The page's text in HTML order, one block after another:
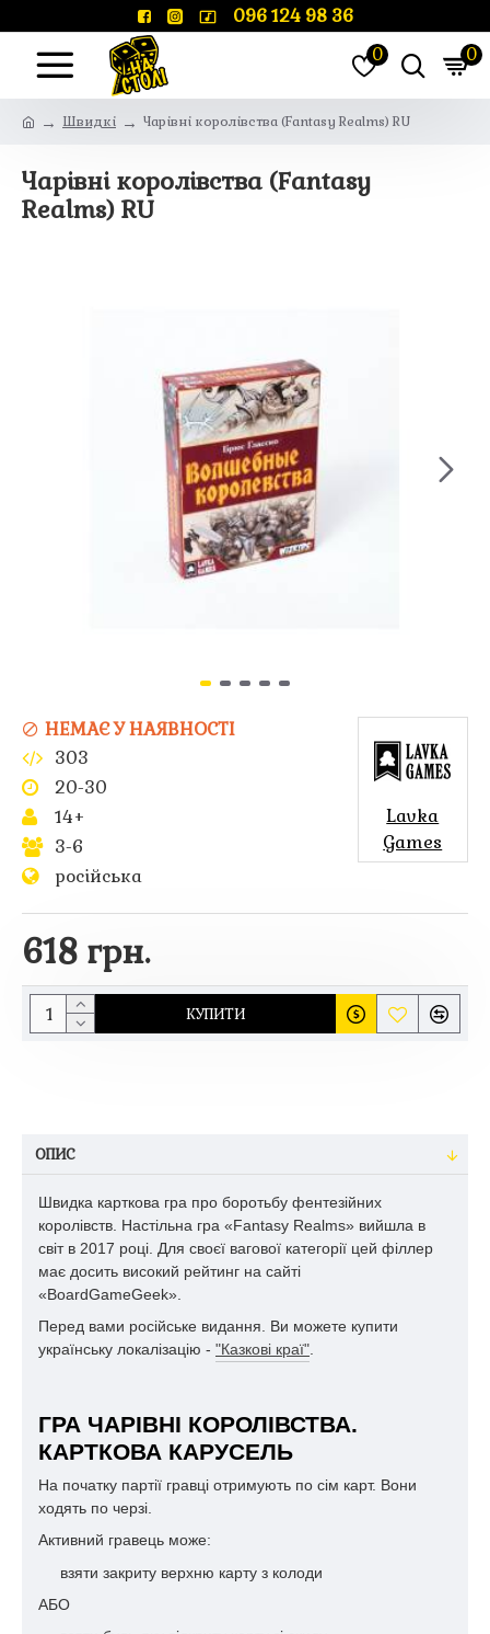
096 124 98 36
0 0
Швидкі Чарівні королівства (Fantasy Realms) RU
Чарівні королівства (Fantasy
Realms) RU
618 грн.
НЕМАЄ У НАЯВНОСТІ
303
20-30
14+
3-6
російська
Lavka
Games
КУПИТИ
ОПИС
Швидка карткова гра про боротьбу фентезійних
королівств. Настільна гра «Fantasy Realms» вийшла в
світ в 2017 році. Для своєї вагової категорії цей філлер
має досить високий рейтинг на сайті
«BoardGameGeek».
Перед вами російське видання. Ви можете купити
українську локалізацію - "Казкові краї".
ГРА ЧАРІВНІ КОРОЛІВСТВА.
КАРТКОВА КАРУСЕЛЬ
На початку партії гравці отримують по сім карт. Вони
ходять по черзі.
Активний гравець може:
взяти закриту верхню карту з колоди
АБО